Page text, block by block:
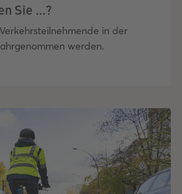
Sie …?
in der
werden.